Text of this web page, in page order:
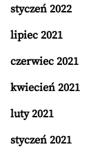
styczeń 2022
lipiec 2021
czerwiec 2021
kwiecień 2021
luty 2021
styczeń 2021